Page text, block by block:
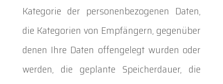
Kategorie der personenbezogenen Daten,
die Kategorien von Empfängern, gegenüber
denen Ihre Daten offengelegt wurden oder
werden, die geplante Speicherdauer, die